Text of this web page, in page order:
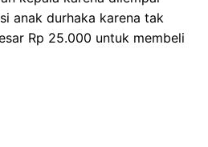
anak durhaka karena tak
Rp 25.000 untuk membeli